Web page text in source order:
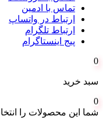
تماس با ادمین
ارتباط در واتساپ
ارتباط تلگرام
پیج اینستاگرام
0
سبد خرید
0
شما این محصولات را